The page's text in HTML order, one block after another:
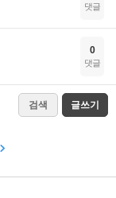
댓글
0
댓글
검색 글쓰기